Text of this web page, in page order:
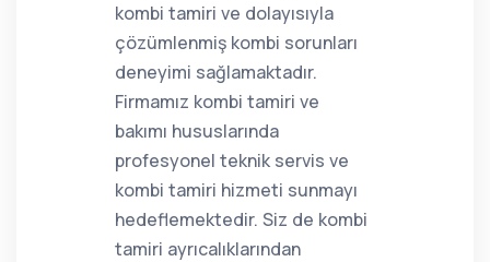
kombi tamiri ve dolayısıyla
çözümlenmiş kombi sorunları
deneyimi sağlamaktadır.
Firmamız kombi tamiri ve
bakımı hususlarında
profesyonel teknik servis ve
kombi tamiri hizmeti sunmayı
hedeflemektedir. Siz de kombi
tamiri ayrıcalıklarından